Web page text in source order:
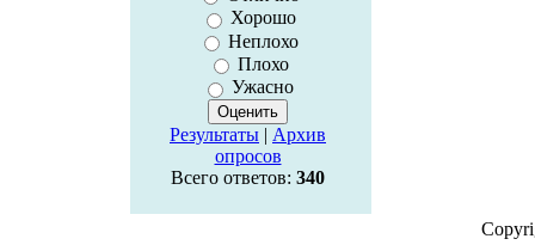
Хорошо
Неплохо
Плохо
Ужасно
Результаты | Архив
опросов
Всего ответов: 340